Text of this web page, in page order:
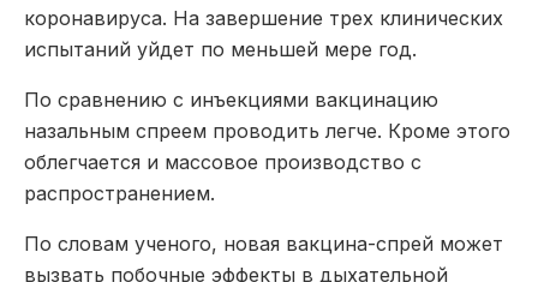
коронавируса. На завершение трех клинических
испытаний уйдет по меньшей мере год.
По сравнению с инъекциями вакцинацию
назальным спреем проводить легче. Кроме этого
облегчается и массовое производство с
распространением.
По словам ученого, новая вакцина-спрей может
вызвать побочные эффекты в дыхательной